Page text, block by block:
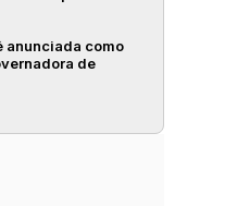
anunciada como
de